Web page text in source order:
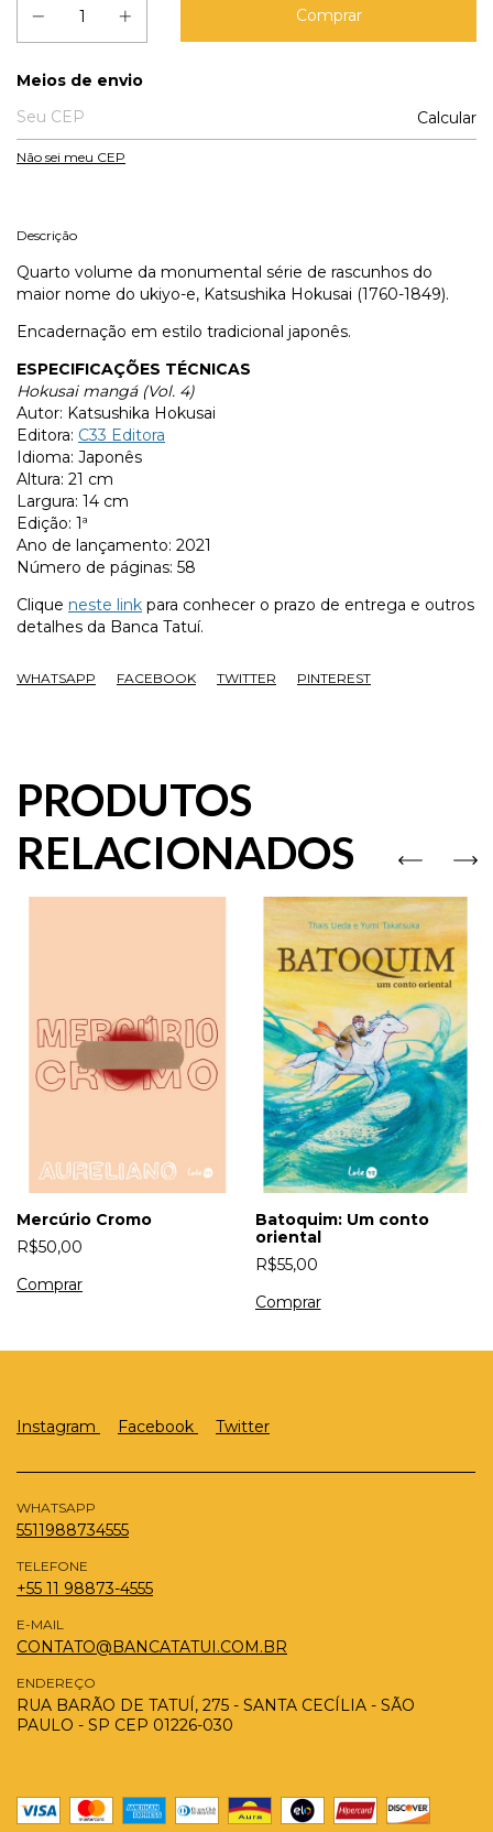
Entregas para o CEP:
Meios de envio
Calcular
Não sei meu CEP
Descrição
Quarto volume da monumental série de rascunhos do
maior nome do ukiyo-e, Katsushika Hokusai (1760-1849).
Encadernação em estilo tradicional japonês.
ESPECIFICAÇÕES TÉCNICAS
Hokusai mangá (Vol. 4)
Autor: Katsushika Hokusai
Editora: C33 Editora
Idioma: Japonês
Altura: 21 cm
Largura: 14 cm
Edição: 1ª
Ano de lançamento: 2021
Número de páginas: 58
Clique neste link para conhecer o prazo de entrega e outros
detalhes da Banca Tatuí.
WHATSAPP FACEBOOK TWITTER PINTEREST
PRODUTOS
RELACIONADOS
Mercúrio Cromo
R$50,00
Batoquim: Um conto
oriental
R$55,00
Instagram Facebook Twitter
WHATSAPP
5511988734555
TELEFONE
+55 11 98873-4555
E-MAIL
CONTATO@BANCATATUI.COM.BR
ENDEREÇO
RUA BARÃO DE TATUÍ, 275 - SANTA CECÍLIA - SÃO
PAULO - SP CEP 01226-030